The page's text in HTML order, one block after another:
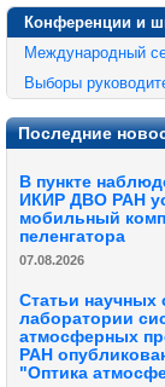
Конференции и
Международный
Выборы
Последние
В пункте
ИКИР ДВО РАН
мобильный
пеленгатора
07.08.2026
Статьи научных
лаборатории
атмосферных
РАН
"Оптика